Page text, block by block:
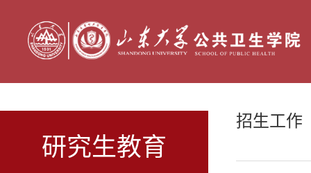
研究生教育
招生工作